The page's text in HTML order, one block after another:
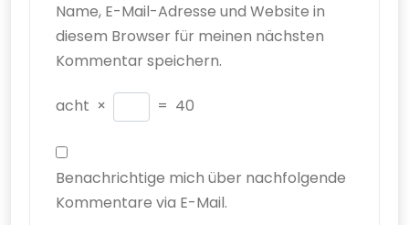
Name, E-Mail-Adresse und Website in
diesem Browser für meinen nächsten
Kommentar speichern.
acht × = 40
Benachrichtige mich über nachfolgende
Kommentare via E-Mail.